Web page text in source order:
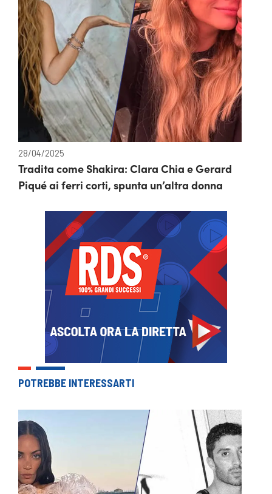
28/04/2025
Tradita come Shakira: Clara Chia e Gerard
Piqué ai ferri corti, spunta un’altra donna
POTREBBE INTERESSARTI